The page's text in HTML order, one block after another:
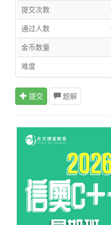
提交次数
通过人数
金币数量
难度
提交 题解